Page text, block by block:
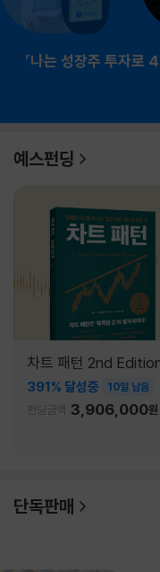
『나는 성장주 투자로
예스펀딩
차트 패턴 2nd
391% 달성중 10일 남음
펀딩금액 3,906,000원
단독판매